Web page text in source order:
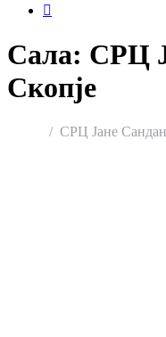
Сала: СРЦ
Скопје
СРЦ Јане